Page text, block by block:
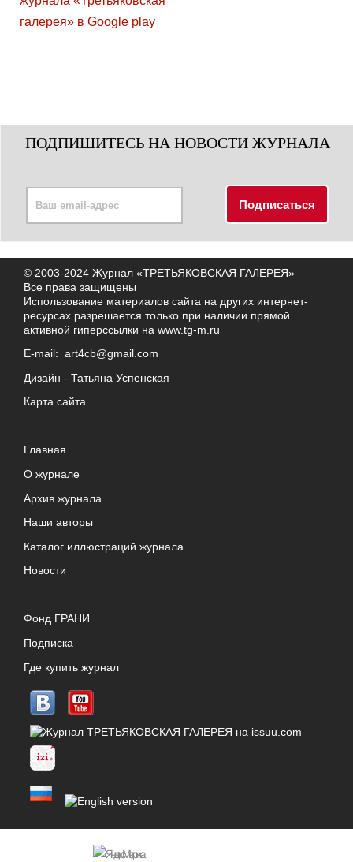
ПОДПИШИТЕСЬ НА НОВОСТИ ЖУРНАЛА
© 2003-2024 Журнал «ТРЕТЬЯКОВСКАЯ ГАЛЕРЕЯ»
Все права защищены
Использование материалов сайта на других интернет-
ресурсах разрешается только при наличии прямой
активной гиперссылки на www.tg-m.ru
E-mail: art4cb@gmail.com
Дизайн - Татьяна Успенская
Карта сайта
Главная
О журнале
Архив журнала
Наши авторы
Каталог иллюстраций журнала
Новости
Фонд ГРАНИ
Подписка
Где купить журнал